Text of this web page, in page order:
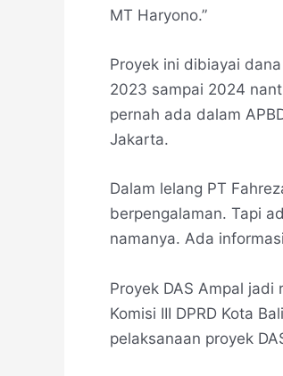
MT Haryono.”
Proyek ini dibiayai
2023 sampai 2024
pernah ada dalam
Jakarta.
Dalam lelang PT
berpengalaman. Tapi
namanya. Ada
Proyek DAS Ampal
Komisi III DPRD Kota
pelaksanaan proyek